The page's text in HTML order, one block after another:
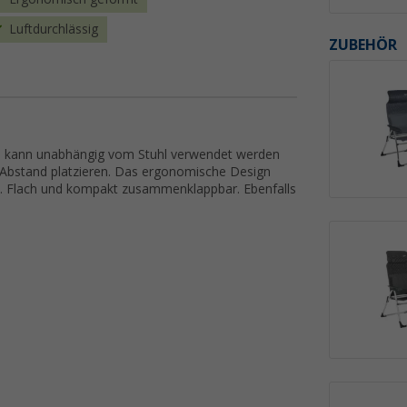
ZUBEHÖR
Luftdurchlässig
unabhängig vom Stuhl verwendet werden
platzieren. Das ergonomische Design
und kompakt zusammenklappbar. Ebenfalls